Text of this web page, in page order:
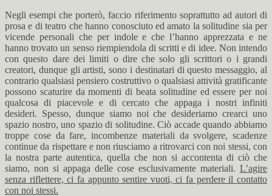
Negli esempi che porterò, faccio riferimento soprattutto ad autori di
prosa e di teatro che hanno conosciuto ed amato la solitudine sia per
vicende personali che per indole e che l’hanno apprezzata e ne
hanno trovato un senso riempiendola di scritti e di idee. Non intendo
con questo dare dei limiti o dire che solo gli scrittori o i grandi
creatori, dunque gli artisti, sono i destinatari di questo messaggio, al
contrario qualsiasi pensiero costruttivo o qualsiasi attività gratificante
possono scaturire da momenti di beata solitudine ed essere per noi
qualcosa di piacevole e di cercato che appaga i nostri infiniti
desideri. Spesso, dunque siamo noi che desideriamo crearci uno
spazio nostro, uno spazio di solitudine. Ciò accade quando abbiamo
troppe cose da fare, incombenze materiali da svolgere, scadenze
continue da rispettare e non riusciamo a ritrovarci con noi stessi, con
la nostra parte autentica, quella che non si accontenta di ciò che
siamo, non si appaga delle cose esclusivamente materiali. L’agire
senza riflettere, ci fa appunto sentire vuoti, ci fa perdere il contatto
con noi stessi.